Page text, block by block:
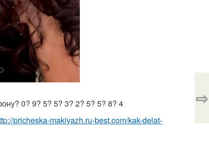
0? 9? 5? 5? 3? 2? 5? 5? 8? 4
pricheska-makiyazh.ru-best.com/kak-delat-
⇨